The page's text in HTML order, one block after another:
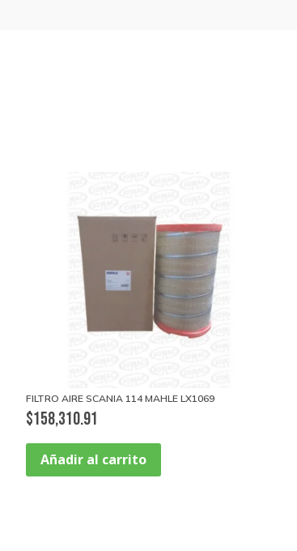
FILTRO AIRE SCANIA 114 MAHLE LX1069
$158,310.91
Añadir al carrito